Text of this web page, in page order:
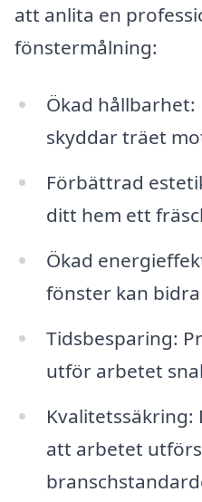
att anlita en
fönstermålning:
Ökad
skyddar träet
Förbättrad
ditt hem ett
Ökad
fönster kan
Tidsbesparing:
utför arbetet
Kvalitetssäkring:
att arbetet